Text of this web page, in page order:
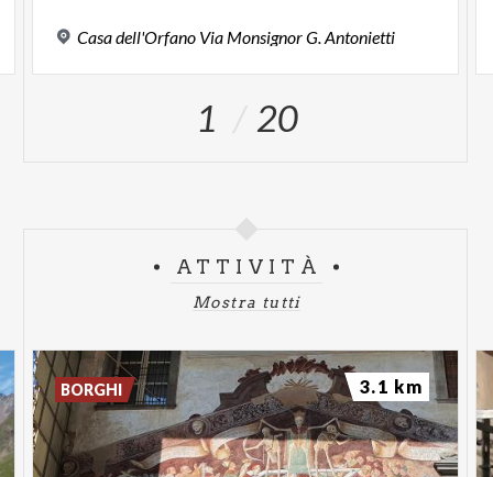
Casadell'Orfano Via MonsignorG. Antonietti
1 20
ATTIVITÀ
Mostra tutti
BORGHI 3.1 km